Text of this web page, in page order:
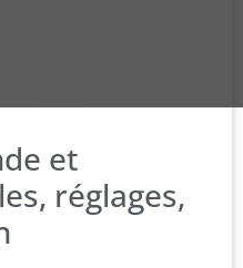
et
réglages,